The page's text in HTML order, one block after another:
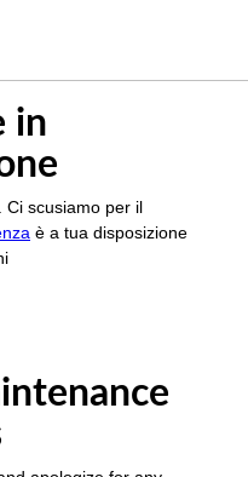
in
Ci scusiamo per il
è a tua disposizione